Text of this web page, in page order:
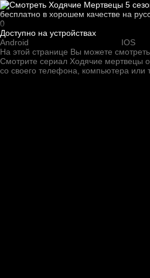
0
Доступно на устройствах
Android
IOS
На этой странице Вы можете
Смотрите сериал Ходячие мертвецы
со своего телефона, компьютера или